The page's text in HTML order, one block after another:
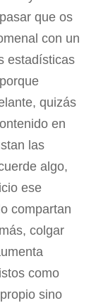
que os
con un
estadísticas
quizás
en
las
algo,
ese
compartan
colgar
como
sino